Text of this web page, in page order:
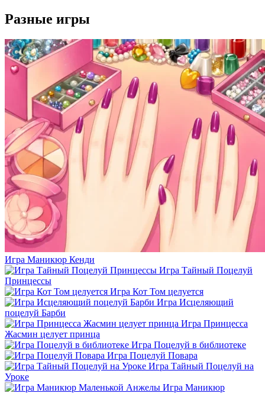
Разные игры
Игра Маникюр Кенди
Игра Тайный Поцелуй
Принцессы
Игра Кот Том целуется
Игра Исцеляющий
поцелуй Барби
Игра Принцесса
Жасмин целует принца
Игра Поцелуй в библиотеке
Игра Поцелуй Повара
Игра Тайный Поцелуй на
Уроке
Игра Маникюр